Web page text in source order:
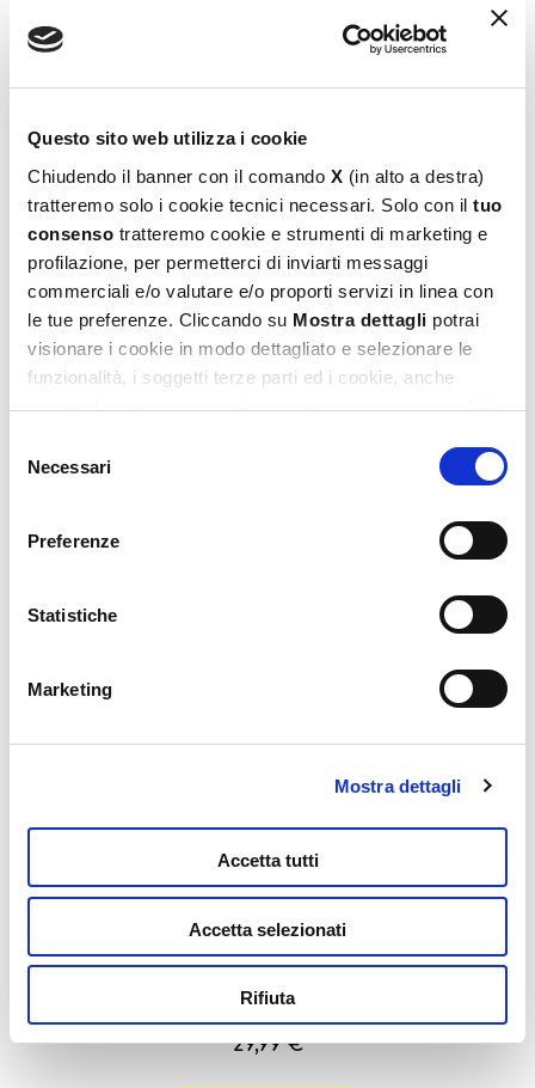
Questo sito web utilizza i cookie
Chiudendo il banner con il comando X (in alto a destra)
tratteremo solo i cookie tecnici necessari. Solo con il tuo
consenso tratteremo cookie e strumenti di marketing e
profilazione, per permetterci di inviarti messaggi
commerciali e/o valutare e/o proporti servizi in linea con
le tue preferenze. Cliccando su Mostra dettagli potrai
visionare i cookie in modo dettagliato e selezionare le
funzionalità, i soggetti terze parti ed i cookie, anche
eventualmente raggruppati per categorie omogenee. Nel
Privacy e Cookie Policy,
dove potrai avere maggiori
informazioni e modificare le tue scelte. Potrai verificare e
modificare i tuoi consensi anche cliccando sul simbolo
della graffetta presente su ogni pagina
delNecessari
Preferenze
Statistiche
Marketing
Mostra dettagli
Accetta tutti
Accetta selezionati
Rifiuta
Barbie Eco-Puzzle Mini 48
5,99 €
Aggiungi al carrello
Barbie Fashion Bluetooth Headphones
29,99€